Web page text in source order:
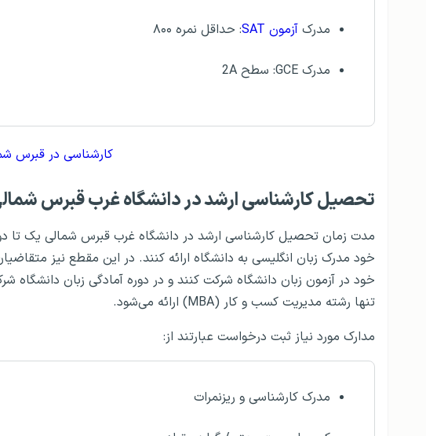
مدرک آزمون SAT : حداقل نمره ۸۰۰
مدرک GCE: سطح 2A
کارشناسی در قبرس
تحصیل کارشناسی ارشد در دانشگاه غرب قبرس
مدت زمان تحصیل کارشناسی ارشد در دانشگاه غرب قبرس شمالی یک تا
خود مدرک زبان انگلیسی به دانشگاه ارائه کنند. در این مقطع نیز
خود در آزمون زبان دانشگاه شرکت کنند و در دوره آمادگی زبان دانشگاه
تنها رشته مدیریت کسب و کار (MBA) ارائه می‌شود.
مدارک مورد نیاز ثبت درخواست عبارتند از:
مدرک کارشناسی و ریزنمرات